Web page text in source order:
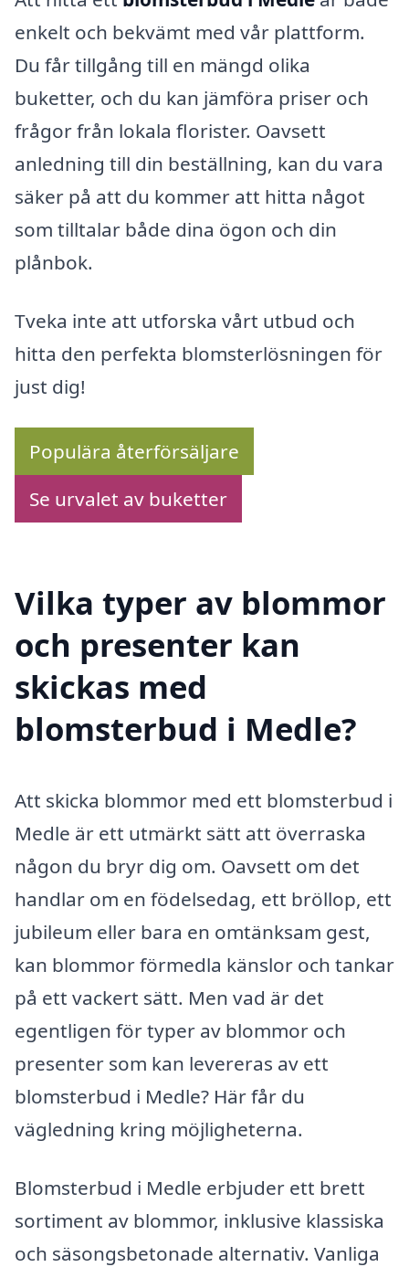
enkelt och bekvämt med vår plattform.
Du får tillgång till en mängd olika
buketter, och du kan jämföra priser och
frågor från lokala florister. Oavsett
anledning till din beställning, kan du vara
säker på att du kommer att hitta något
som tilltalar både dina ögon och din
plånbok.
Tveka inte att utforska vårt utbud och
hitta den perfekta blomsterlösningen för
just dig!
Populära återförsäljare
Se urvalet av buketter
Vilka typer av blommor
och presenter kan
skickas med
blomsterbud i Medle?
Att skicka blommor med ett blomsterbud i
Medle är ett utmärkt sätt att överraska
någon du bryr dig om. Oavsett om det
handlar om en födelsedag, ett bröllop, ett
jubileum eller bara en omtänksam gest,
kan blommor förmedla känslor och tankar
på ett vackert sätt. Men vad är det
egentligen för typer av blommor och
presenter som kan levereras av ett
blomsterbud i Medle? Här får du
vägledning kring möjligheterna.
Blomsterbud i Medle erbjuder ett brett
sortiment av blommor, inklusive klassiska
och säsongsbetonade alternativ. Vanliga